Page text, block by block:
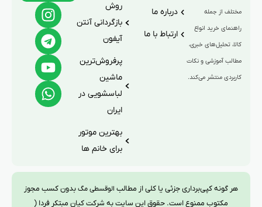
مختلف از جمله
راهنمای خرید انواع
کالا، تحلیل‌های خبری،
مطالب آموزشی و نکات
کاربردی منتشر می‌کند.
درباره ما
ارتباط با ما
روش
بازگردانی آنتن
آیفون
پرفروش‌ترین
ماشین
لباسشویی در
ایران
بهترین موتور
برای خانم ها
هر گونه کپی‌برداری جزئی یا کلی از مطالب الوقسطی مگبدون کسب مجوز
مکتوب ممنوع است. حقوق این سایت به شرکت کیان مبتکر فردا (